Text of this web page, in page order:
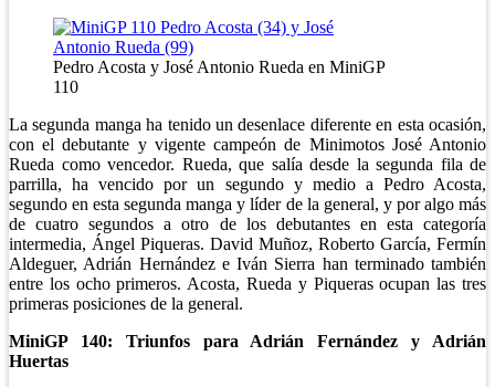
Pedro Acosta y José Antonio Rueda en MiniGP
110
La segunda manga ha tenido un desenlace diferente en esta ocasión,
con el debutante y vigente campeón de Minimotos José Antonio
Rueda como vencedor. Rueda, que salía desde la segunda fila de
parrilla, ha vencido por un segundo y medio a Pedro Acosta,
segundo en esta segunda manga y líder de la general, y por algo más
de cuatro segundos a otro de los debutantes en esta categoría
intermedia, Ángel Piqueras. David Muñoz, Roberto García, Fermín
Aldeguer, Adrián Hernández e Iván Sierra han terminado también
entre los ocho primeros. Acosta, Rueda y Piqueras ocupan las tres
primeras posiciones de la general.
MiniGP 140: Triunfos para Adrián Fernández y Adrián
Huertas